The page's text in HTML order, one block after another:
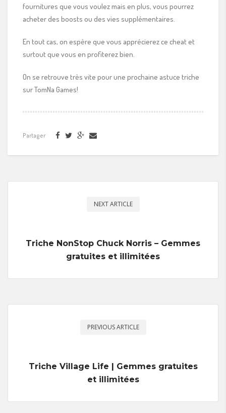
fournitures que vous voulez mais en plus, vous pourrez
acheter des boosts ou des vies supplémentaires.
En tout cas, on espère que vous apprécierez ce cheat et
surtout que vous en profiterez bien.
On se retrouve très vite pour une prochaine astuce triche
sur TomNa Games!
Partager
NEXT ARTICLE
Triche NonStop Chuck Norris – Gemmes
gratuites et illimitées
PREVIOUS ARTICLE
Triche Village Life | Gemmes gratuites
et illimitées